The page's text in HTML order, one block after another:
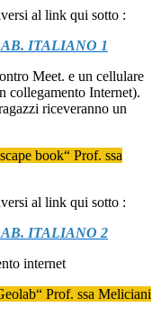
al link qui sotto :
ITALIANO 1
Meet. e un cellulare
collegamento Internet).
riceveranno un
book“ Prof. ssa
al link qui sotto :
ITALIANO 2
internet
Prof. ssa Meliciani